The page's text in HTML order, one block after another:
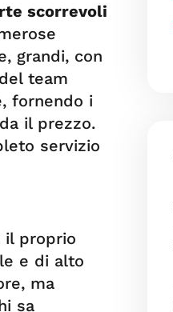
scorrevoli
grandi, con
team
fornendo i
il prezzo.
servizio
il proprio
e di alto
ma
sa